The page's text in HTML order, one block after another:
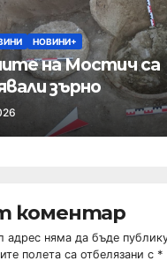
НОВИНИ+
на Мостич са
зърно
коментар
адрес няма да бъде
полета са отбелязани с *